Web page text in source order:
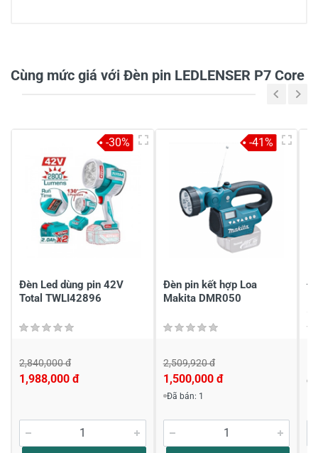
-
2
-
1
-
Chia sẻ nhận xét về sản phẩm
Viết nhận xét của bạn
Đánh giá sao
Cùng mức giá với Đèn pin LEDLENSER P7 Core
Đèn Led dùng pin 42V
Total TWLI42896
2,840,000 đ
1,988,000 đ
-30%
Đèn pin kết hợp Loa
Makita DMR050
2,509,920 đ
1,500,000 đ
Đã bán: 1
-41%